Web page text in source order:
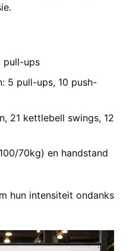
pull-ups
5 pull-ups, 10 push-
21 kettlebell swings, 12
70kg) en handstand
hun intensiteit ondanks